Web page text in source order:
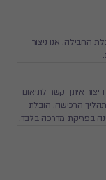
החבילה. אנו ניצור
עסקים. השליח יצור איתך קשר לתיאום
הרכישה. הובלת
בפריקת מדרכה בלבד.